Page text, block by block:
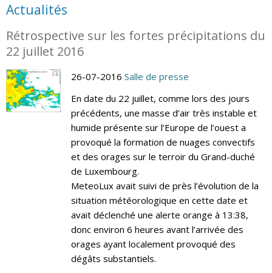
Actualités
Rétrospective sur les fortes précipitations du
22 juillet 2016
26-07-2016 Salle de presse
En date du 22 juillet, comme lors des jours
précédents, une masse d’air très instable et
humide présente sur l’Europe de l’ouest a
provoqué la formation de nuages convectifs
et des orages sur le terroir du Grand-duché
de Luxembourg.
MeteoLux avait suivi de près l’évolution de la
situation météorologique en cette date et
avait déclenché une alerte orange à 13:38,
donc environ 6 heures avant l’arrivée des
orages ayant localement provoqué des
dégâts substantiels.